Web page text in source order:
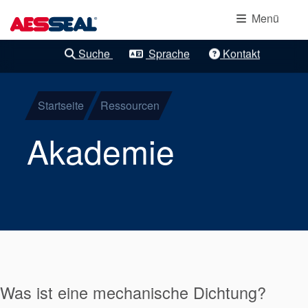
Menü
Mechanische
Patronendichtungen
Gasdichtungen
Versorgungssysteme
Suche Sprache Kontakt
Startseite Ressourcen
Akademie
Was ist eine mechanische Dichtung?
Klare Verfeinerungen